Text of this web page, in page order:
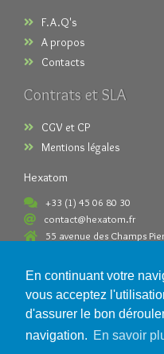
En continuant votre
vous acceptez
d'assurer le bon
navigation. En savoir
F.A.Q's
A propos
Contacts
Contrats et SLA
CGV et CP
Mentions légales
Hexatom
+33 (1) 45 06 80 30
contact@hexatom.fr
55 avenue des Champs
Paiements acceptés